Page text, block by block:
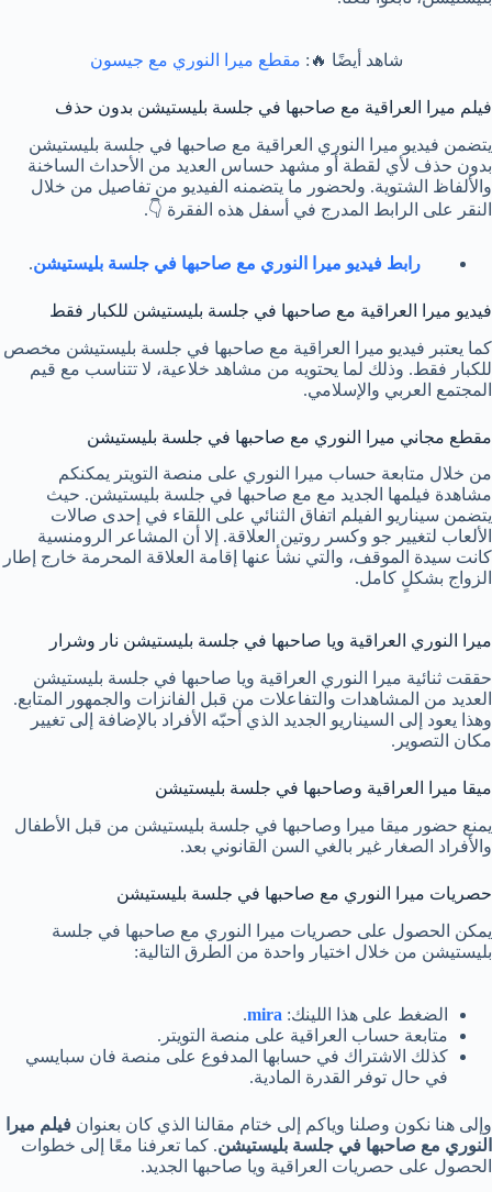
شاهد أيضًا 🔥: مقطع ميرا النوري مع جيسون
فيلم ميرا العراقية مع صاحبها في جلسة بليستيشن بدون حذف
يتضمن فيديو ميرا النوري العراقية مع صاحبها في جلسة بليستيشن
بدون حذف لأي لقطة أو مشهد حساس العديد من الأحداث الساخنة
والألفاظ الشتوية. ولحضور ما يتضمنه الفيديو من تفاصيل من خلال
النقر على الرابط المدرج في أسفل هذه الفقرة 👇.
رابط فيديو ميرا النوري مع صاحبها في جلسة بليستيشن.
فيديو ميرا العراقية مع صاحبها في جلسة بليستيشن للكبار فقط
كما يعتبر فيديو ميرا العراقية مع صاحبها في جلسة بليستيشن مخصص
للكبار فقط. وذلك لما يحتويه من مشاهد خلاعية، لا تتناسب مع قيم
المجتمع العربي والإسلامي.
مقطع مجاني ميرا النوري مع صاحبها في جلسة بليستيشن
من خلال متابعة حساب ميرا النوري على منصة التويتر يمكنكم
مشاهدة فيلمها الجديد مع مع صاحبها في جلسة بليستيشن. حيث
يتضمن سيناريو الفيلم اتفاق الثنائي على اللقاء في إحدى صالات
الألعاب لتغيير جو وكسر روتين العلاقة. إلا أن المشاعر الرومنسية
كانت سيدة الموقف، والتي نشأ عنها إقامة العلاقة المحرمة خارج إطار
الزواج بشكلٍ كامل.
ميرا النوري العراقية ويا صاحبها في جلسة بليستيشن نار وشرار
حققت ثنائية ميرا النوري العراقية ويا صاحبها في جلسة بليستيشن
العديد من المشاهدات والتفاعلات من قبل الفانزات والجمهور المتابع.
وهذا يعود إلى السيناريو الجديد الذي أحبّه الأفراد بالإضافة إلى تغيير
مكان التصوير.
ميقا ميرا العراقية وصاحبها في جلسة بليستيشن
يمنع حضور ميقا ميرا وصاحبها في جلسة بليستيشن من قبل الأطفال
والأفراد الصغار غير بالغي السن القانوني بعد.
حصريات ميرا النوري مع صاحبها في جلسة بليستيشن
يمكن الحصول على حصريات ميرا النوري مع صاحبها في جلسة
بليستيشن من خلال اختيار واحدة من الطرق التالية:
الضغط على هذا اللينك: mira
.
متابعة حساب العراقية على منصة التويتر.
كذلك الاشتراك في حسابها المدفوع على منصة فان سبايسي
في حال توفر القدرة المادية.
وإلى هنا نكون وصلنا وياكم إلى ختام مقالنا الذي كان بعنوان فيلم ميرا
النوري مع صاحبها في جلسة بليستيشن. كما تعرفنا معًا إلى خطوات
الحصول على حصريات العراقية ويا صاحبها الجديد.